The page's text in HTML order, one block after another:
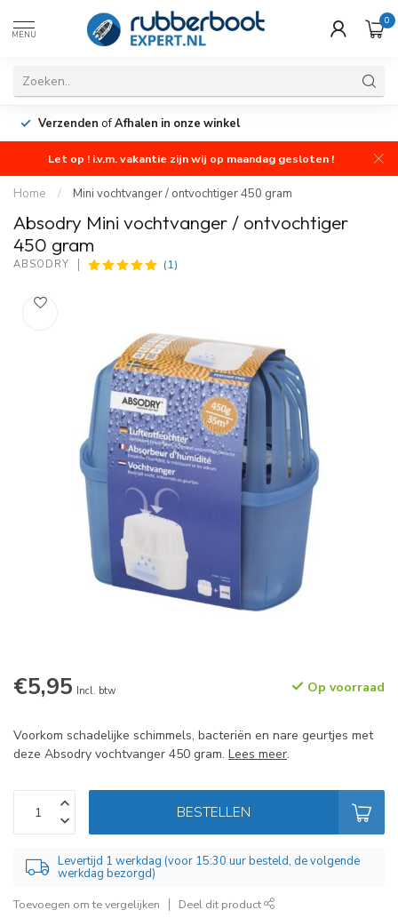
MENU
0
Verzenden ofAfhalen in onze winkel
Let op ! i.v.m. vakantie zijn wij op maandag gesloten !
Home / Mini vochtvanger / ontvochtiger 450 gram
Absodry Mini vochtvanger / ontvochtiger
450 gram
ABSODRY (1)
€5,95 Incl. btw Op voorraad
Voorkom schadelijke schimmels, bacteriën en nare geurtjes met
deze Absodry vochtvanger 450 gram. Lees meer.
BESTELLEN
Levertijd 1 werkdag (voor 15:30 uur besteld, de volgende
werkdag bezorgd)
Toevoegen om te vergelijken Deel dit product